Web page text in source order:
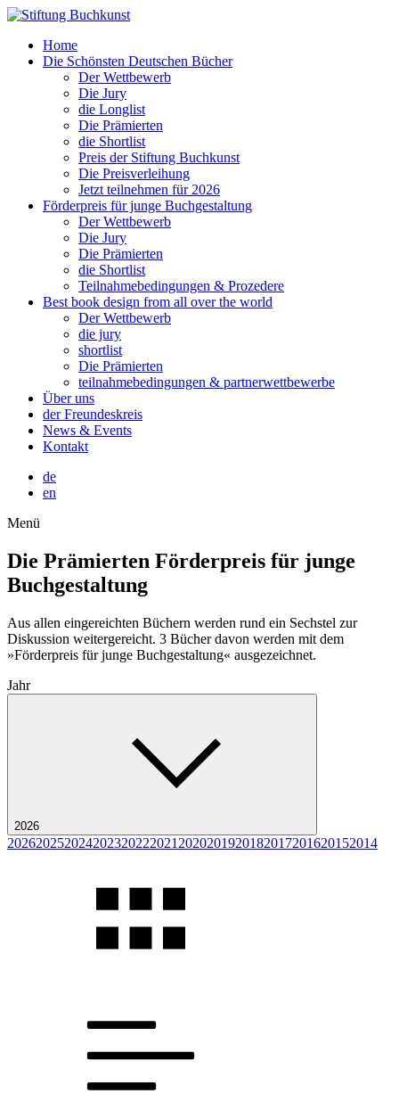
Home
Die Schönsten Deutschen Bücher
Der Wettbewerb
Die Jury
die Longlist
Die Prämierten
die Shortlist
Preis der Stiftung Buchkunst
Die Preisverleihung
Jetzt teilnehmen für 2026
Förderpreis für junge Buchgestaltung
Der Wettbewerb
Die Jury
Die Prämierten
die Shortlist
Teilnahmebedingungen & Prozedere
Best book design from all over the world
Der Wettbewerb
die jury
shortlist
Die Prämierten
teilnahmebedingungen & partnerwettbewerbe
Über uns
der Freundeskreis
News & Events
Kontakt
de
en
Menü
Die Prämierten Förderpreis für junge
Buchgestaltung
Aus allen eingereichten Büchern werden rund ein Sechstel zur
Diskussion weitergereicht. 3 Bücher davon werden mit dem
»Förderpreis für junge Buchgestaltung« ausgezeichnet.
Jahr
2026
202620252024202320222021 2020201920182017201620152014